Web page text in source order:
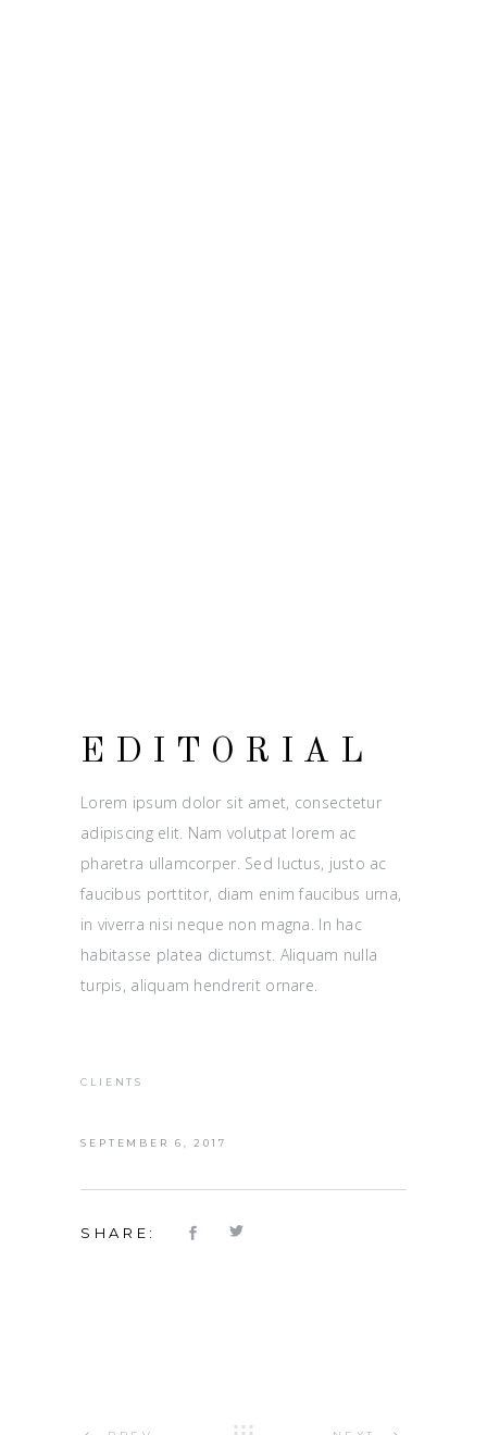
EDITORIAL
Lorem ipsum dolor sit amet, consectetur
adipiscing elit. Nam volutpat lorem ac
pharetra ullamcorper. Sed luctus, justo ac
faucibus porttitor, diam enim faucibus urna,
in viverra nisi neque non magna. In hac
habitasse platea dictumst. Aliquam nulla
turpis, aliquam hendrerit ornare.
CLIENTS
SEPTEMBER 6, 2017
SHARE: